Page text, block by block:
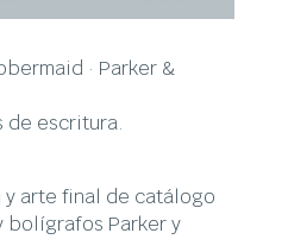
· Parker &
de escritura.
arte final de catálogo
bolígrafos Parker y